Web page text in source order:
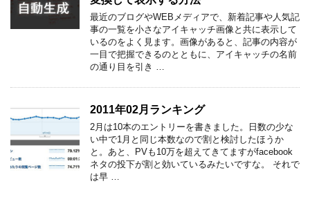
最近のブログやWEBメディアで、新着記事や人気記
事の一覧を小さなアイキャッチ画像と共に表示して
いるのをよく見ます。画像があると、記事の内容が
一目で把握できるのとともに、アイキャッチの名前
の通り目を引き …
2011年02月ランキング
2月は10本のエントリーを書きました。日数の少な
い中で1月と同じ本数なので割と検討したほうか
と。あと、PVも10万を超えてきてますがfacebook
ネタの投下が割と効いているみたいですな。 それで
は早 …